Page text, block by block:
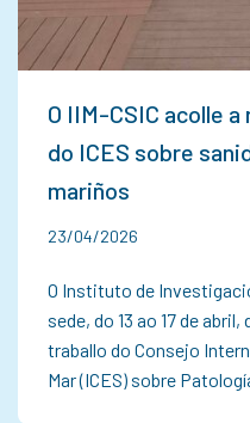
O IIM-CSIC acolle
do ICES sobre
mariños
23/04/2026
O Instituto de
sede, do 13 ao 17 de
traballo do Consejo
Mar (ICES) sobre